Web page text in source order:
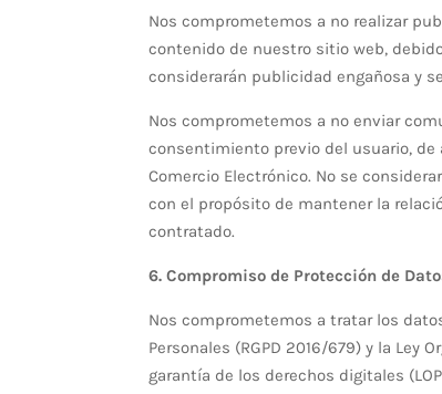
Nos comprometemos a no realizar
contenido de nuestro sitio web,
considerarán publicidad engañosa y
Nos comprometemos a no enviar
consentimiento previo del usuario, de
Comercio Electrónico. No se
con el propósito de mantener la
contratado.
6. Compromiso de Protección de
Nos comprometemos a tratar los
Personales (RGPD 2016/679) y la Ley
garantía de los derechos digitales